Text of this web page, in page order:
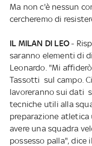
Ma non c'è nessun
cercheremo di
IL MILAN DI LEO-
saranno elementi di
Leonardo. "Mi
Tassotti sul campo.
lavoreranno sui dati
tecniche utili alla
preparazione
avere una squadra
possesso palla", dice